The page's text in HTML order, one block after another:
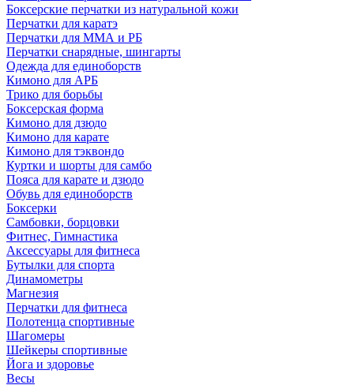
Боксерские перчатки из натуральной кожи
Перчатки для каратэ
Перчатки для ММА и РБ
Перчатки снарядные, шингарты
Одежда для единоборств
Кимоно для АРБ
Трико для борьбы
Боксерская форма
Кимоно для дзюдо
Кимоно для карате
Кимоно для тэквондо
Куртки и шорты для самбо
Пояса для карате и дзюдо
Обувь для единоборств
Боксерки
Самбовки, борцовки
Фитнес, Гимнастика
Аксессуары для фитнеса
Бутылки для спорта
Динамометры
Магнезия
Перчатки для фитнеса
Полотенца спортивные
Шагомеры
Шейкеры спортивные
Йога и здоровье
Весы